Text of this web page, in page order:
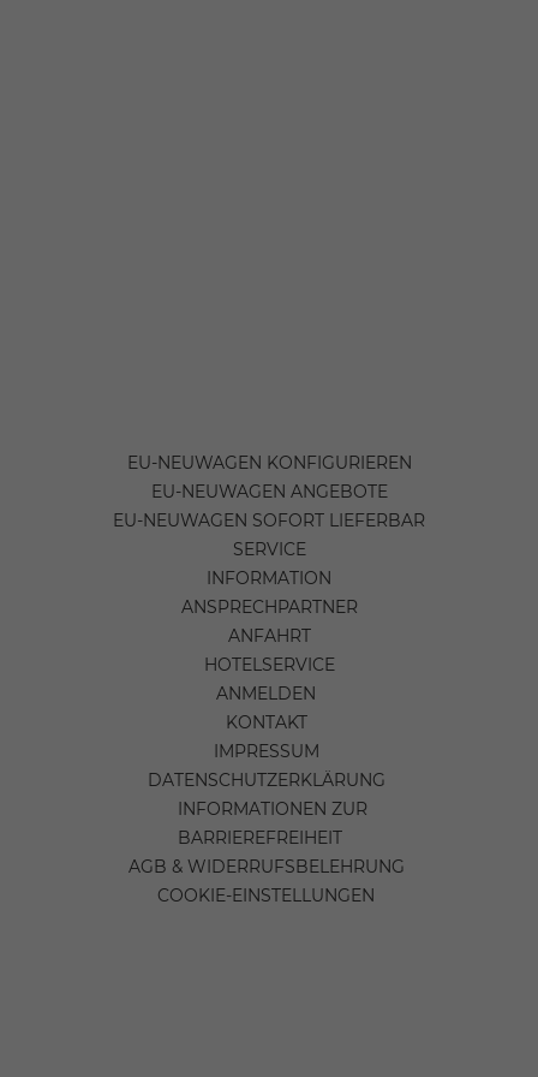
EU-NEUWAGEN KONFIGURIEREN
EU-NEUWAGEN ANGEBOTE
EU-NEUWAGEN SOFORT LIEFERBAR
SERVICE
INFORMATION
ANSPRECHPARTNER
ANFAHRT
HOTELSERVICE
ANMELDEN
KONTAKT
IMPRESSUM
DATENSCHUTZERKLÄRUNG
INFORMATIONEN ZUR
BARRIEREFREIHEIT
AGB & WIDERRUFSBELEHRUNG
COOKIE-EINSTELLUNGEN